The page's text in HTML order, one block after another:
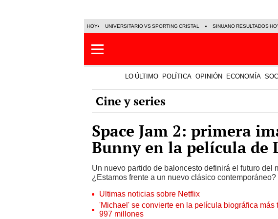
HOY UNIVERSITARIO VS SPORTING CRISTAL SINUANO RESULTADOS
LO ÚLTIMO POLÍTICA OPINIÓN ECONOMÍA
Cine y series
Space Jam 2: primera
Bunny en la película de
Un nuevo partido de baloncesto definirá el futuro del
¿Estamos frente a un nuevo clásico contemporáneo?
Últimas noticias sobre Netflix
'Michael' se convierte en la película biográfica
997 millones